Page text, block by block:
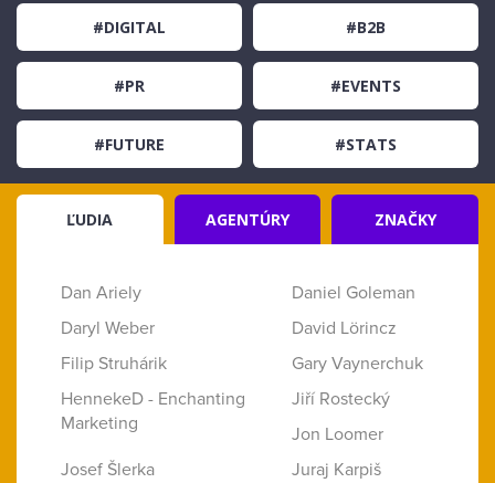
#DIGITAL #B2B
#PR #EVENTS
#FUTURE #STATS
ĽUDIA AGENTÚRY ZNAČKY
Dan Ariely
Daniel Goleman
Daryl Weber
David Lörincz
Filip Struhárik
Gary Vaynerchuk
HennekeD - Enchanting
Marketing
Jiří Rostecký
Jon Loomer
Josef Šlerka
Juraj Karpiš